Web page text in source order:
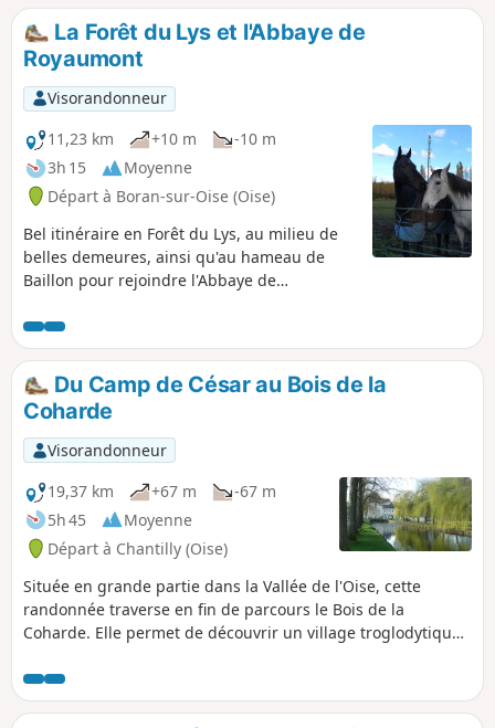
La Forêt du Lys et l'Abbaye de
Royaumont
Visorandonneur
11,23 km
+10 m
-10 m
3h 15
Moyenne
Départ à Boran-sur-Oise (Oise)
Bel itinéraire en Forêt du Lys, au milieu de
belles demeures, ainsi qu'au hameau de
Baillon pour rejoindre l'Abbaye de
agricole.
Du Camp de César au Bois de la
Coharde
Visorandonneur
19,37 km
+67 m
-67 m
5h 45
Moyenne
Départ à Chantilly (Oise)
Située en grande partie dans la Vallée de l'Oise, cette
randonnée traverse en fin de parcours le Bois de la
Coharde. Elle permet de découvrir un village troglodytique
Chantilly, Saint-Leu-d'Esserent et Saint-Maximin.